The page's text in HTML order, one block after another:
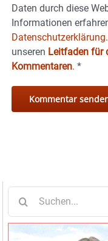
Daten durch diese
Informationen
Datenschutzerklärung.
unseren Leitfaden für
Kommentaren. *
nach: